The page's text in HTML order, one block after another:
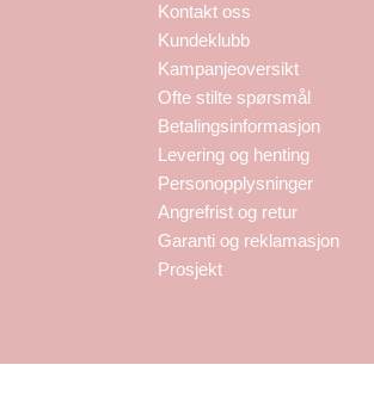
Kontakt oss
Kundeklubb
Kampanjeoversikt
Ofte stilte spørsmål
Betalingsinformasjon
Levering og henting
Personopplysninger
Angrefrist og retur
Garanti og reklamasjon
Prosjekt